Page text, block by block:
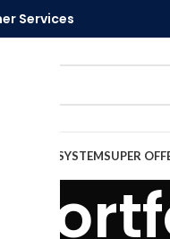
Services
PODS SYSTEMSUPER